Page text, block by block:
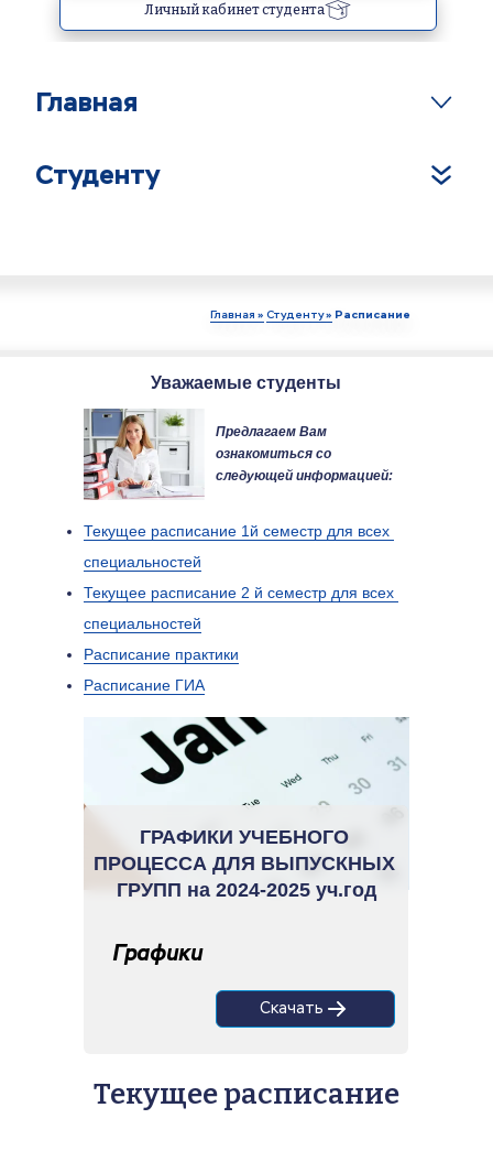
Личный кабинет студента
Главная
Студенту
Главная » Студенту » Расписание
Уважаемые студенты
Текущее расписание 1й семестр для всех
специальностей
Текущее расписание 2 й семестр для всех
специальностей
Расписание практики
Расписание ГИА
Предлагаем Вам
ознакомиться со
следующей информацией:
ГРАФИКИ УЧЕБНОГО
ПРОЦЕССА ДЛЯ ВЫПУСКНЫХ
ГРУПП на 2024-2025 уч.год
Скачать
Графики
Текущее расписание